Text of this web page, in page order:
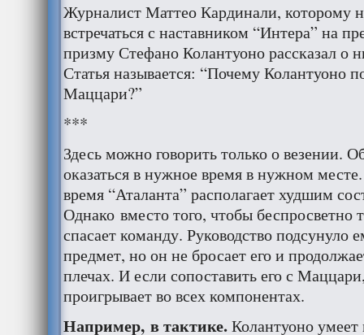
Журналист Маттео Кардинали, которому
встречаться с наставником “Интера” на
призму Стефано Колантуоно рассказал о
Статья называется: “Почему Колантуоно
Маццари?”
***
Здесь можно говорить только о везении.
оказаться в нужное время в нужном
время “Аталанта” располагает худшим
Однако вместо того, чтобы беспросветно
спасает команду. Руководство подсунуло
предмет, но он не бросает его и
плечах. И если сопоставить его с
проигрывает во всех компонентах.
Например, в тактике.Колантуоно умеет